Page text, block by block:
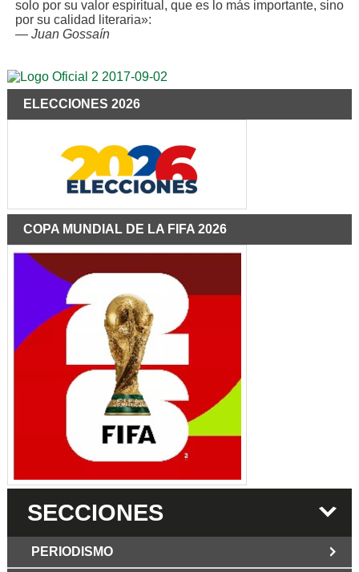
solo por su valor espiritual, que es lo más importante, sino
por su calidad literaria»:
— Juan Gossaín
ELECCIONES 2026
COPA MUNDIAL DE LA FIFA 2026
SECCIONES
PERIODISMO